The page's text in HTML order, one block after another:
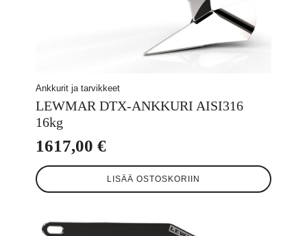
Ankkurit ja tarvikkeet
LEWMAR DTX-ANKKURI AISI316
16kg
1617,00 €
LISÄÄ OSTOSKORIIN